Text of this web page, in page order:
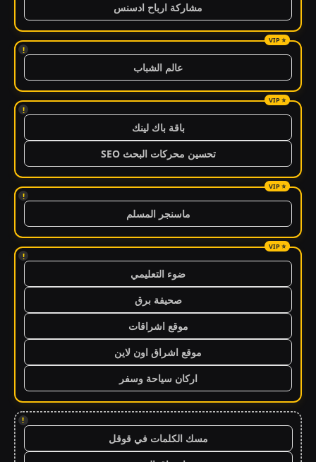
مشاركة ارباح ادسنس
!
عالم الشباب
!
باقة باك لينك
تحسين محركات البحث SEO
!
ماسنجر المسلم
!
ضوء التعليمي
صحيفة برق
موقع اشراقات
موقع اشراق اون لاين
اركان سياحة وسفر
!
مسك الكلمات في قوقل